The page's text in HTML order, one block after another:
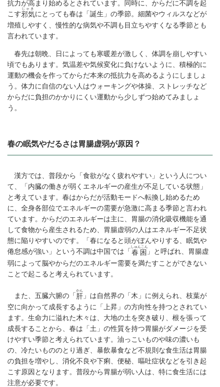
抗力が高まり始めるとされています。同時に、からだに不調を起
こす邪気
じゃき
にとっても春は「誕生」の季節。細菌やウィルスなどが
増殖しやすく、慢性的な病気や不調も目立ちやすくなる季節とも
言われています。
春先は朝晩、日によっても寒暖差が激しく、体調を崩しやすい
頃でもあります。気温差や気候変化に負けないように、積極的に
運動の機会を作ってからだ本来の抵抗力を高めるようにしましょ
う。体力に自信のない人はウォーキングや体操、ストレッチなど
からだに負担のかかりにくい運動から少しずつ始めてみましょ
う。
春の眠気やだるさは胃腸虚弱が原因？
漢方では、普段から「食欲がなく疲れやすい」という人につい
て、「内臓の働きが弱くエネルギーの産生が不足している状態」
と考えています。春はからだが活動モードへ転換し始めるため
に、全身各部位でエネルギーの需要が急激に高まる季節と言われ
ています。からだのエネルギーは主に、胃腸の消化吸収機能を通
して食物から産生されるため、胃腸虚弱の人はエネルギー不足状
態に陥りやすいのです。「春になると頭がぼんやりする、眠気や
倦怠感が強い」という不調は中国では「春困
しゅんこん
」と呼ばれ、胃腸虚
弱によって脳やからだのエネルギー需要を満たすことができない
ことで起こると考えられています。
また、五臓六腑の「 肝
かん
」は自然界の「木」に例えられ、枝葉が
空に向かって成長するように「上昇」の方向性を持つとされてい
ます。生命力に溢れた木々は、大地の土を突き破り、根を張って
成長することから、春は「土」の性質を持つ胃腸がダメージを受
けやすい季節と考えられています。油っこいものや味の濃いも
の、冷たいもののとり過ぎ、暴飲暴食など不規則な食生活は胃腸
の負担を増やし、消化不良や下痢、便秘、嘔吐症状などを引き起
こす原因となります。普段から胃腸が弱い人は、特に食生活には
注意が必要です。